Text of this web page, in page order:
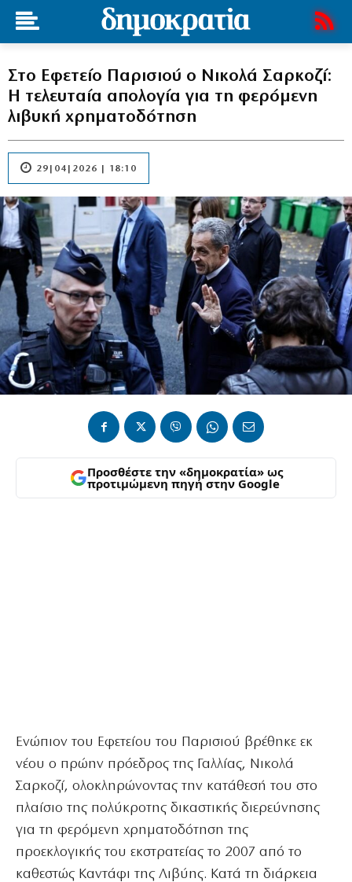
Στο Εφετείο Παρισιού ο Νικολά Σαρκοζί:
Η τελευταία απολογία για τη φερόμενη
λιβυκή χρηματοδότηση
29|04|2026 | 18:10
Προσθέστε την «δημοκρατία» ως
προτιμώμενη πηγή στην Google
Ενώπιον του Εφετείου του Παρισιού βρέθηκε εκ
νέου ο πρώην πρόεδρος της Γαλλίας, Νικολά
Σαρκοζί, ολοκληρώνοντας την κατάθεσή του στο
πλαίσιο της πολύκροτης δικαστικής διερεύνησης
για τη φερόμενη χρηματοδότηση της
προεκλογικής του εκστρατείας το 2007 από το
καθεστώς Καντάφι της Λιβύης. Κατά τη διάρκεια